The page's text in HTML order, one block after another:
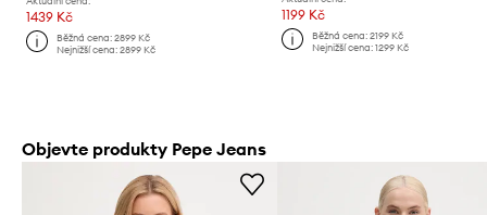
1439 Kč
Běžná cena:2899 Kč
Nejnižší cena:2899 Kč
1199 Kč
Běžná cena: 2199 Kč
Nejnižší cena: 1299 Kč
Objevte produkty Pepe Jeans